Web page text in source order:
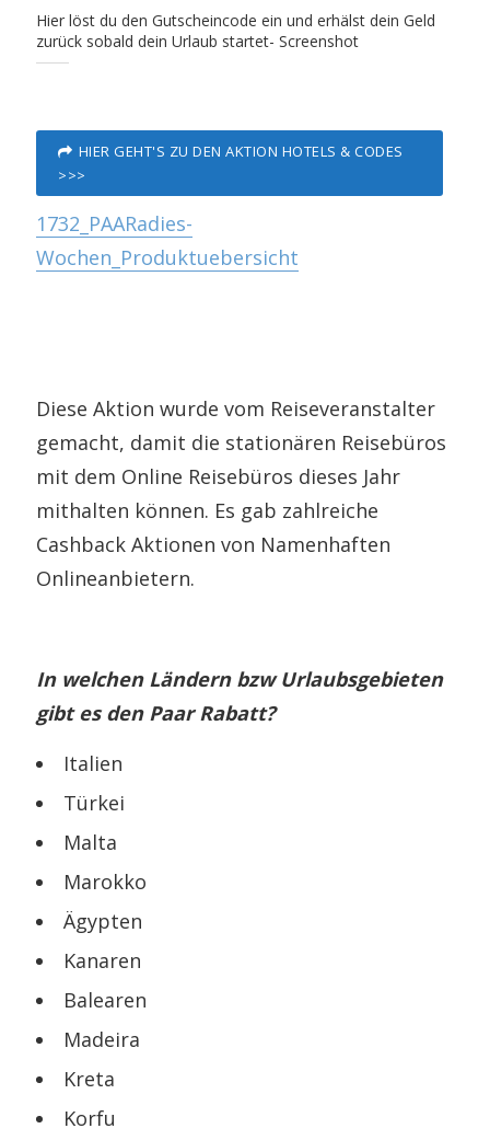
Hier löst du den Gutscheincode ein und erhälst dein Geld
zurück sobald dein Urlaub startet- Screenshot
HIER GEHT'S ZU DEN AKTION HOTELS & CODES
>>>
1732_PAARadies-
Wochen_Produktuebersicht
Diese Aktion wurde vom Reiseveranstalter
gemacht, damit die stationären Reisebüros
mit dem Online Reisebüros dieses Jahr
mithalten können. Es gab zahlreiche
Cashback Aktionen von Namenhaften
Onlineanbietern.
In welchen Ländern bzw Urlaubsgebieten
gibt es den Paar Rabatt?
Italien
Türkei
Malta
Marokko
Ägypten
Kanaren
Balearen
Madeira
Kreta
Korfu